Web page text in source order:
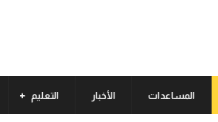
المساعدات الأخبار التعليم